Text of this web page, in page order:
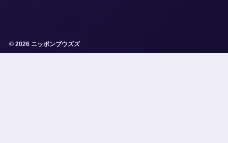
© 2026 ニッポンブウズズ